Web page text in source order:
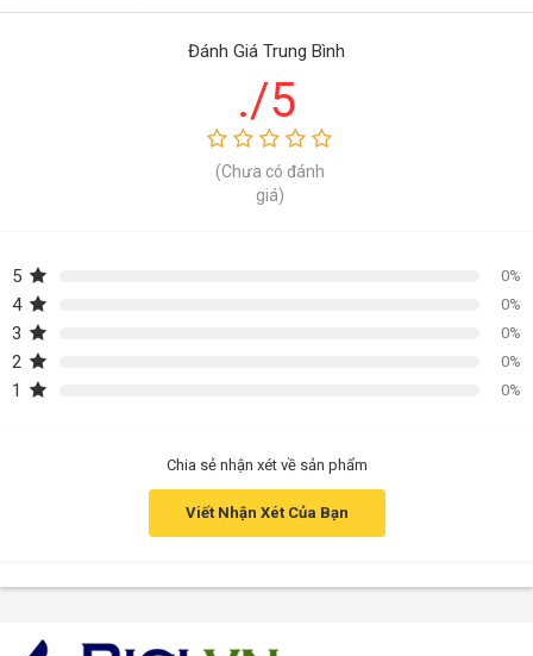
Đánh Giá Trung Bình
./5
(Chưa có đánh
giá)
5 0%
4 0%
3 0%
2 0%
1 0%
Chia sẻ nhận xét về sản phẩm
Viết Nhận Xét Của Bạn